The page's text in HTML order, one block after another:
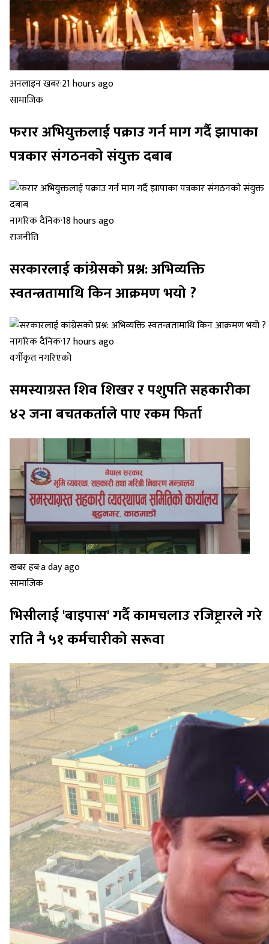
अनलाइन खबर·21 hours ago
सामाजिक
फरार अभियुक्तलाई पक्राउ गर्न माग गर्दै झापाका
पत्रकार संगठनको संयुक्त दबाब
नागरिक दैनिक·18 hours ago
राजनीति
सरकारलाई कांग्रेसको प्रश्न: अभिव्यक्ति
स्वतन्त्रतामाथि किन आक्रमण भयो ?
नागरिक दैनिक·17 hours ago
वर्गीकृत नगरिएको
समस्याग्रस्त शिव शिखर र पशुपति सहकारीका
४२ जना बचतकर्ताले पाए रकम फिर्ता
खबर हब·a day ago
सामाजिक
भिसीलाई 'बाइपास' गर्दै कामचलाउ रजिष्ट्रारले गरे
राति नै ५१ कर्मचारीको सरूवा